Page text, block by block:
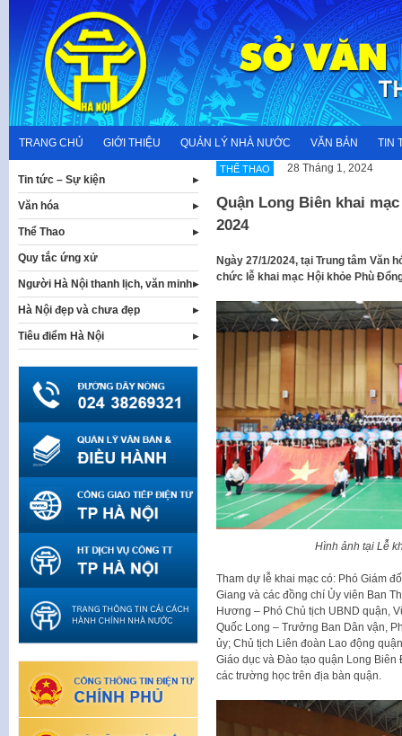
content
TRANG CHỦ GIỚI THIỆU QUẢN LÝ NHÀ NƯỚC VĂN BẢN TIN
THỂ THAO 28 Tháng 1, 2024
Quận Long Biên khai
2024
Ngày 27/1/2024, tại Trung tâm Văn
chức lễ khai mạc Hội khỏe Phù
Hình ảnh tại Lễ
Tham dự lễ khai mạc có: Phó Giám
Giang và các đồng chí Ủy viên Ban
Hương – Phó Chủ tịch UBND quận,
Quốc Long – Trưởng Ban Dân vận,
ủy; Chủ tịch Liên đoàn Lao động
Giáo dục và Đào tạo quận Long
các trường học trên địa bàn quận.
Tin tức – Sự kiện
Văn hóa
Thể Thao
Quy tắc ứng xử
Người Hà Nội thanh lịch, văn minh
Hà Nội đẹp và chưa đẹp
Tiêu điểm Hà Nội